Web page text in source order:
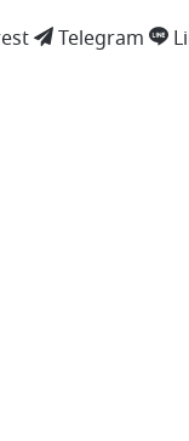
Telegram